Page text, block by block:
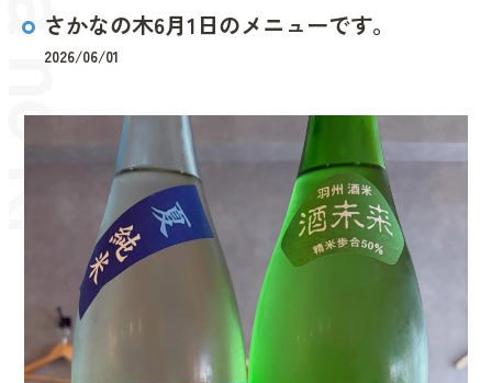
さかなの木6月1日のメニューです。
2026/06/01